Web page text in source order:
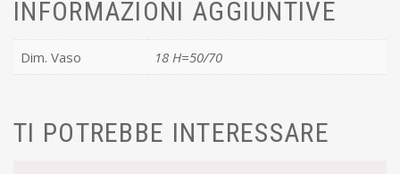
INFORMAZIONI AGGIUNTIVE
Dim. Vaso 18 H=50/70
TI POTREBBE INTERESSARE